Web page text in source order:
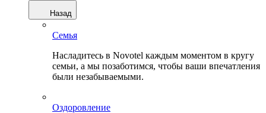
Назад
Семья
Насладитесь в Novotel каждым моментом в кругу
семьи, а мы позаботимся, чтобы ваши впечатления
были незабываемыми.
Оздоровление